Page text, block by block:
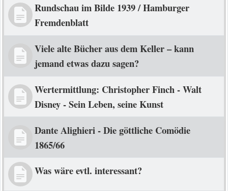
Rundschau im Bilde 1939 / Hamburger
Fremdenblatt
Viele alte Bücher aus dem Keller – kann
jemand etwas dazu sagen?
Wertermittlung: Christopher Finch - Walt
Disney - Sein Leben, seine Kunst
Dante Alighieri - Die göttliche Comödie
1865/66
Was wäre evtl. interessant?